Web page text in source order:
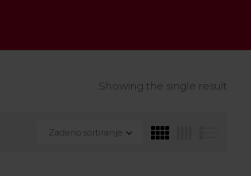
Showing the single result
Zadano sortiranje